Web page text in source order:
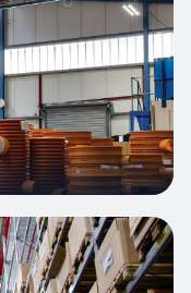
Technologie, die
erkennt, wurde
dem Bauherren